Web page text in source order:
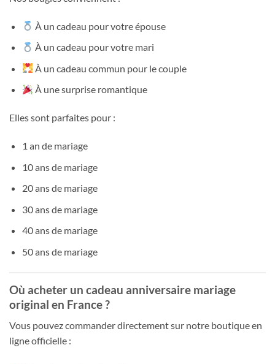
À un cadeau pour votre épouse
À un cadeau pour votre mari
À un cadeau commun pour le couple
À une surprise romantique
Elles sont parfaites pour :
1 an de mariage
10 ans de mariage
20 ans de mariage
30 ans de mariage
40 ans de mariage
50 ans de mariage
Où acheter un cadeau anniversaire mariage
original en France ?
Vous pouvez commander directement sur notre boutique en
ligne officielle :